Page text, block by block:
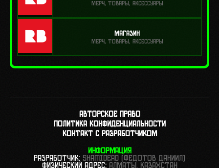
МЕРЧ, ТОВАРЫ, АКСЕССУАРЫ
Магазин
МЕРЧ, ТОВАРЫ, АКСЕССУАРЫ
АВТОРСКОЕ ПРАВО
ПОЛИТИКА КОНФИДЕНЦИАЛЬНОСТИ
КОНТАКТ С РАЗРАБОТЧИКОМ
ИНФОРМАЦИЯ
РАЗРАБОТЧИК: ShamiDead (Федотов Даниил)
ФИЗИЧЕСКИЙ АДРЕС:АЛМАТЫ, КАЗАХСТАН